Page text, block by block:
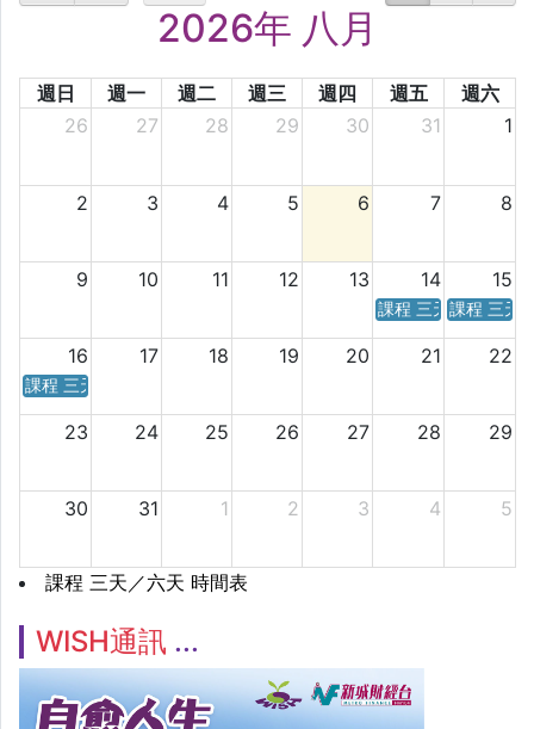
2026年 八月
週日 週一 週二 週三 週四 週五
週六
26
27 28 29 30 31 1
2 3 4 5 6 7 8
9 10 11 12 13 14 15
課程 三天／六天 時
課程 三天
16 17 18 19 20 21 22
課程 三天／六天 時間表
23 24 25 26 27 28 29
30 31 1 2 3 4 5
課程 三天／六天 時間表
WISH通訊